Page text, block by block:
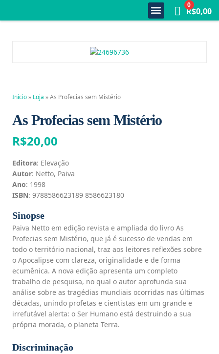
0
R$0,00
Início» Loja »As Profecias sem Mistério
As Profecias sem Mistério
R$20,00
Editora: Elevação
Autor: Netto, Paiva
Ano: 1998
ISBN: 9788586623189 8586623180
Sinopse
Paiva Netto em edição revista e ampliada do livro As
Profecias sem Mistério, que já é sucesso de vendas em
todo o território nacional, traz aos leitores reflexões sobre
o Apocalipse com clareza, originalidade e de forma
ecumênica. A nova edição apresenta um completo
trabalho de pesquisa, no qual o autor aprofunda sua
análise sobre as tragédias mundiais ocorridas nas últimas
décadas, unindo profetas e cientistas em um grande e
irrefutável alerta: o Ser Humano está destruindo a sua
própria morada, o planeta Terra.
Discriminação